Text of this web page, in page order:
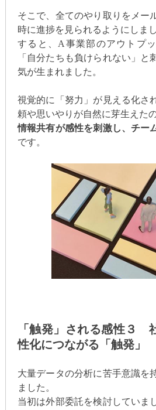
そこで、全てのやり取りをメー
時に進捗を見られるようにしまし
すると、A事業部のアウトプ
「自分たちも負けられない」と
気が生まれました。
視覚的に「努力」が見える化さ
頼や思いやりが自然に芽生えたの
情報共有が感性を刺激し、チー
です。
「触発」される感性３
性化につながる「触発」
大量データの分析に苦手意識を
ました。
当初は外部委託を検討していま